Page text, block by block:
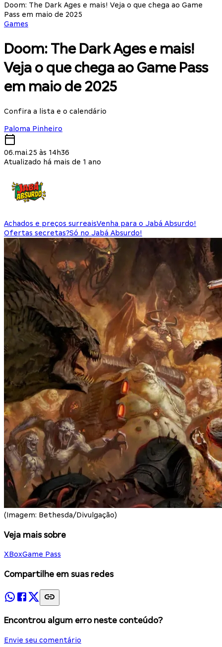
Doom: The Dark Ages e mais! Veja o que chega ao Game
Pass em maio de 2025
Games
Doom: The Dark Ages e mais!
Veja o que chega ao Game Pass
em maio de 2025
Confira a lista e o calendário
Paloma Pinheiro
06.mai.25 às 14h36
Atualizado há mais de 1 ano
Achados e preços surreaisVenha para o Jabá Absurdo!
Ofertas secretas?Só no Jabá Absurdo!
(Imagem: Bethesda/Divulgação)
Veja mais sobre
XBoxGame Pass
Compartilhe em suas redes
Encontrou algum erro neste conteúdo?
Envie seu comentário